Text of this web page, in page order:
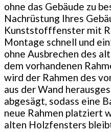
ohne das Gebäude zu
Nachrüstung Ihres
Kunststofffenster mit
Montage schnell und
ohne Ausbrechen des
dem vorhandenen
wird der Rahmen des
aus der Wand
abgesägt, sodass eine
neue Rahmen platziert
alten Holzfensters